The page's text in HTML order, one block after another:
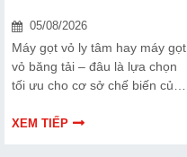
05/08/2026
Máy gọt vỏ ly tâm hay máy gọt
vỏ băng tải – đâu là lựa chọn
tối ưu cho cơ sở chế biến của
những ưu điểm riêng về năng
XEM TIẾP